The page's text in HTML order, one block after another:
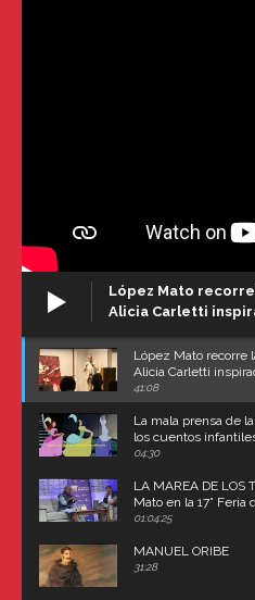
López Mato
Alicia Carletti
López Mato recorre
Alicia Carletti
Carroll
41:08
La mala prensa de
los cuentos
04:30
LA MAREA DE LOS
Mato en la 17° Feria
(Uruguay)
01:04:25
MANUEL ORIBE
31:28